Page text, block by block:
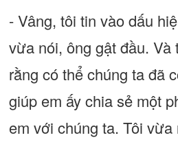
- Vâng, tôi tin vào dấu
vừa nói, ông gật đầu. Và
rằng có thể chúng ta đã
giúp em ấy chia sẻ một
em với chúng ta. Tôi